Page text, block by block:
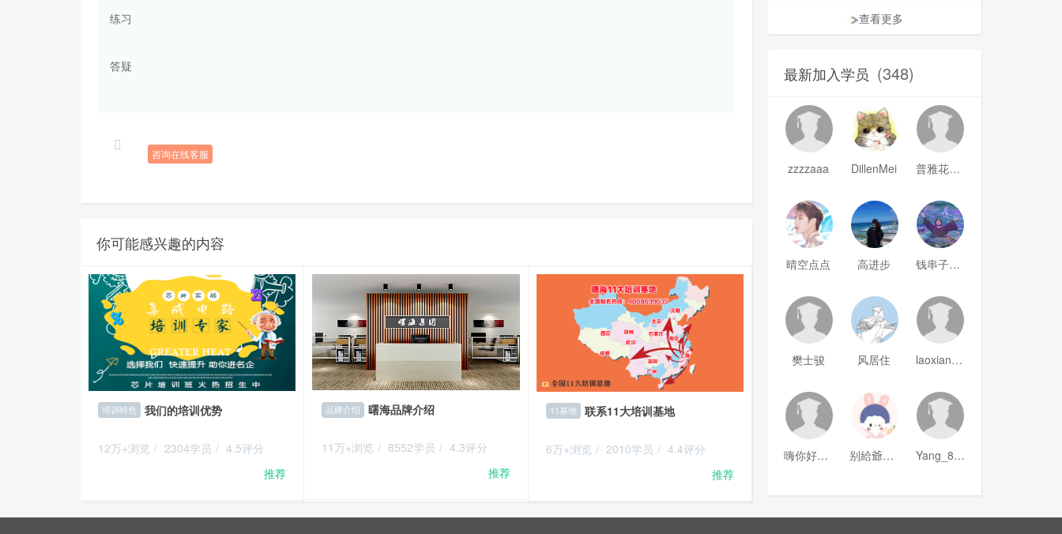
练习
答疑
咨询在线客服
你可能感兴趣的内容
培训特色 我们的培训优势
12万+浏览 / 2304学员 / 4.5评分
推荐
品牌介绍 曙海品牌介绍
11万+浏览 / 8552学员 / 4.3评分
推荐
11基地 联系11大培训基地
6万+浏览 / 2010学员 / 4.4评分
推荐
查看更多
最新加入学员 (348)
zzzzaaa DillenMei 普雅花qya
晴空点点 高进步 钱串子123
樊士骏 风居住 laoxianrou
嗨你好8mm 别給爺装纯 Yang_811